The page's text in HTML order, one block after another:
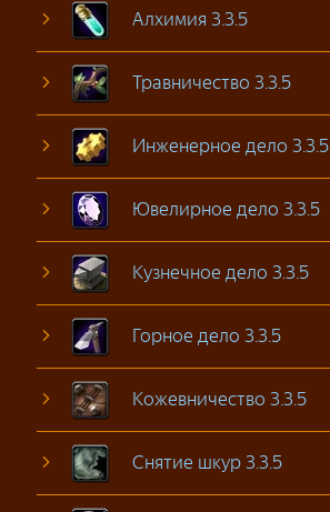
Алхимия 3.3.5
Травничество 3.3.5
Инженерное дело 3.3.5
Ювелирное дело 3.3.5
Кузнечное дело 3.3.5
Горное дело 3.3.5
Кожевничество 3.3.5
Снятие шкур 3.3.5